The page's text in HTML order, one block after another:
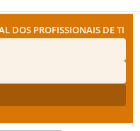
DOS PROFISSIONAIS DE TI